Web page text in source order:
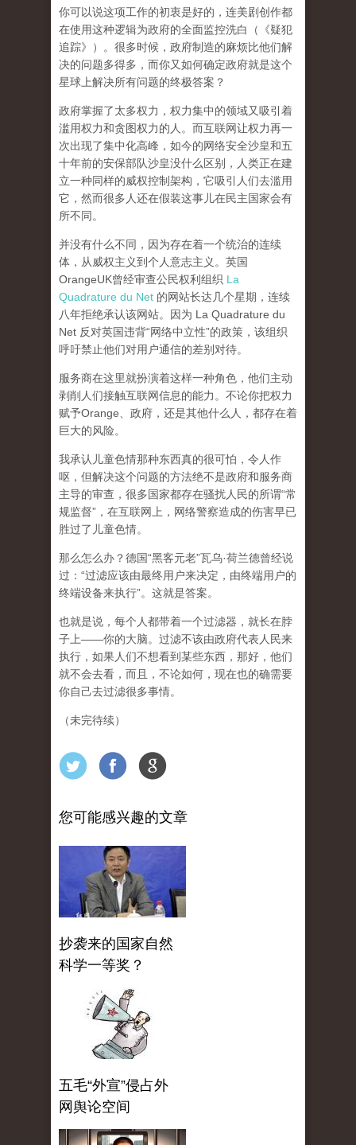
你可以说这项工作的初衷是好的，连美剧创作都
在使用这种逻辑为政府的全面监控洗白（《疑犯
追踪》）。 很多时候，政府制造的麻烦比他们解
决的问题多得多，而你又如何确定政府就是这个
星球上解决所有问题的终极答案？
政府掌握了太多权力，权力集中的领域又吸引着
滥用权力和贪图权力的人。而互联网让权力再一
次出现了集中化高峰， 如今的网络安全沙皇和五
十年前的安保部队沙皇没什么区别，人类正在建
立一种同样的威权控制架构，它吸引人们去滥用
它，然而很多人还在假装这事儿在民主国家会有
所不同。
并没有什么不同，因为存在着一个统治的连续
体，从威权主义到个人意志主义。英国
OrangeUK曾经审查公民权利组织 La
Quadrature du Net 的网站长达几个星期，连续
八年拒绝承认该网站。因为 La Quadrature du
Net 反对英国违背“网络中立性”的政策，该组织
呼吁禁止他们对用户通信的差别对待。
服务商在这里就扮演着这样一种角色，他们主动
剥削人们接触互联网信息的能力。不论你把权力
赋予Orange、政府，还是其他什么人，都存在着
巨大的风险。
我承认儿童色情那种东西真的很可怕，令人作
呕，但解决这个问题的方法绝不是政府和服务商
主导的审查，很多国家都存在骚扰人民的所谓“常
规监督”，在互联网上，网络警察造成的伤害早已
胜过了儿童色情。
那么怎么办？德国“黑客元老”瓦乌·荷兰德曾经说
过：“过滤应该由最终用户来决定，由终端用户的
终端设备来执行”。这就是答案。
也就是说，每个人都带着一个过滤器，就长在脖
子上——你的大脑。过滤不该由政府代表人民来
执行，如果人们不想看到某些东西，那好，他们
就不会去看，而且，不论如何，现在也的确需要
你自己去过滤很多事情。
（未完待续）
您可能感兴趣的文章
抄袭来的国家自然
科学一等奖？
五毛“外宣”侵占外
网舆论空间